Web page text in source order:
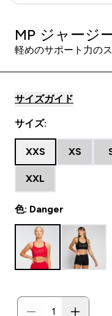
MP ジャージ
軽めのサポート力の
サイズガイド
サイズ:
XXS XS
XXL
色: Danger